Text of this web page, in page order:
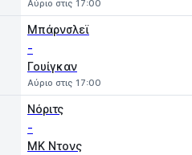
Αύριο στις 17:00
Μπάρνσλεϊ
-
Γουίγκαν
Αύριο στις 17:00
Νόριτς
-
MK Ντονς